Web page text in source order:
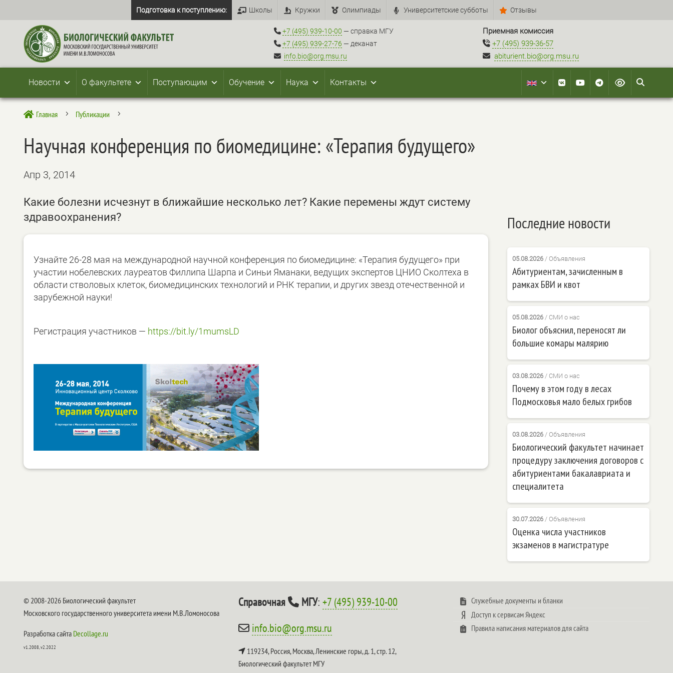
Подготовка к поступлению: Школы Кружки Олимпиады Университетские субботы Отзывы
+7 (495) 939-10-00 — справка МГУ
+7 (495) 939-27-76 — деканат
info.bio@org.msu.ru
Приемная комиссия
+7 (495) 939-36-57
abiturient.bio@org.msu.ru
Новости О факультете Поступающим Обучение Наука Контакты
 Главная 5 Публикации 5
Научная конференция по биомедицине: «Терапия будущего»
Апр 3, 2014
Какие болезни исчезнут в ближайшие несколько лет? Какие перемены ждут систему
здравоохранения?
Узнайте 26-28 мая на международной научной конференция по биомедицине: «Терапия будущего» при
участии нобелевских лауреатов Филлипа Шарпа и Синьи Яманаки, ведущих экспертов ЦНИО Сколтеха в
области стволовых клеток, биомедицинских технологий и РНК терапии, и других звезд отечественной и
зарубежной науки!
Регистрация участников — https://bit.ly/1mumsLD
Последние новости
05.08.2026/ Объявления
Абитуриентам, зачисленным в
рамках БВИ и квот
05.08.2026/ СМИ о нас
Биолог объяснил, переносят ли
большие комары малярию
03.08.2026/ СМИ о нас
Почему в этом году в лесах
Подмосковья мало белых грибов
03.08.2026/ Объявления
Биологический факультет начинает
процедуру заключения договоров с
абитуриентами бакалавриата и
специалитета
30.07.2026/ Объявления
Оценка числа участников
экзаменов в магистратуре
© 2008-2026 Биологический факультет
Московского государственного университета имени М.В.Ломоносова
Разработка сайта Decollage.ru
v1.2008, v2.2022
Справочная МГУ:+7 (495) 939-10-00
info.bio@org.msu.ru
119234, Россия, Москва, Ленинские горы, д. 1, стр. 12,
Биологический факультет МГУ
Служебные документы и бланки
Доступ к сервисам Яндекс
Правила написания материалов для сайта